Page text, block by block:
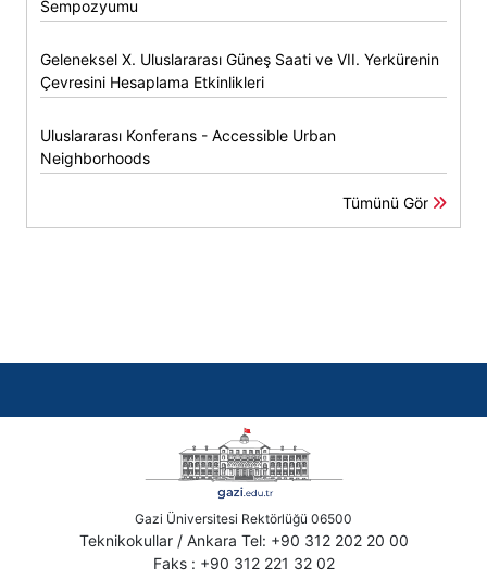
Sempozyumu
Geleneksel X. Uluslararası Güneş Saati ve VII. Yerkürenin
Çevresini Hesaplama Etkinlikleri
Uluslararası Konferans - Accessible Urban
Neighborhoods
Tümünü Gör
Gazi Üniversitesi Rektörlüğü 06500
Teknikokullar / Ankara Tel: +90 312 202 20 00
Faks : +90 312 221 32 02